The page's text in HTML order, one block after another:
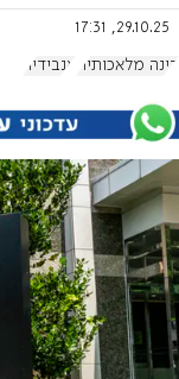
29.10.25, 17:31
בינה מלאכותית אנבידיה